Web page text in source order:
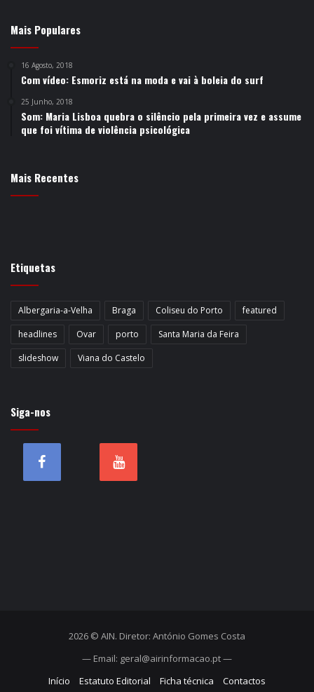
Mais Populares
16 Agosto, 2018
Com vídeo: Esmoriz está na moda e vai à boleia do surf
25 Junho, 2018
Som: Maria Lisboa quebra o silêncio pela primeira vez e assume
que foi vítima de violência psicológica
Mais Recentes
Etiquetas
Albergaria-a-Velha Braga Coliseu do Porto
featured
headlines
Ovar porto
Santa Maria da Feira
slideshow
Viana do Castelo
Siga-nos
2026 © AIN. Diretor: António Gomes Costa
— Email: geral@airinformacao.pt —
Início
Estatuto Editorial Ficha técnica Contactos